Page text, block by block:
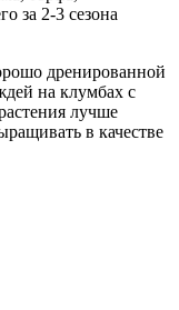
за 2-3 сезона
дренированной
на клумбах с
лучше
в качестве